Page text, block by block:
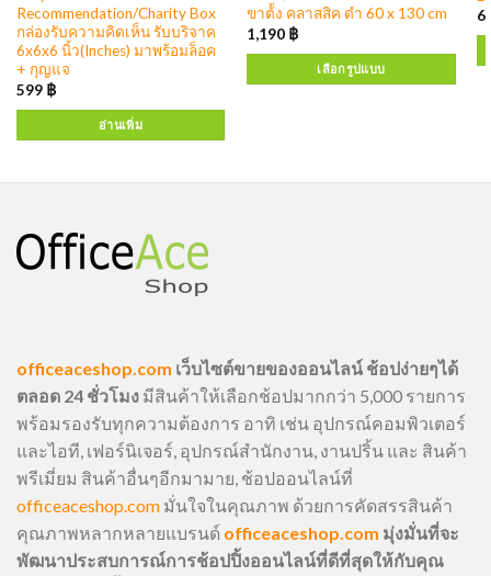
Recommendation/Charity Box
กล่องรับความคิดเห็น รับบริจาค
6x6x6 นิ้ว(Inches) มาพร้อมล็อค
+ กุญแจ
599 ฿
อ่านเพิ่ม
ขาต้้ง คลาสสิค ดำ 60 x 130 cm
1,190 ฿
เลือกรูปแบบ
officeaceshop.com เว็บไซต์ขายของออนไลน์ ช้อปง่ายๆได้
ตลอด 24 ชั่วโมง มีสินค้าให้เลือกช้อปมากกว่า 5,000 รายการ
พร้อมรองรับทุกความต้องการ อาทิ เช่น อุปกรณ์คอมพิวเตอร์
และไอที, เฟอร์นิเจอร์, อุปกรณ์สำนักงาน, งานปริ้น และ สินค้า
พรีเมี่ยม สินค้าอื่นๆอีกมามาย, ช้อปออนไลน์ที่
officeaceshop.com มั่นใจในคุณภาพ ด้วยการคัดสรรสินค้า
คุณภาพหลากหลายแบรนด์ officeaceshop.com มุ่งมั่นที่จะ
พัฒนาประสบการณ์การช้อปปิ้งออนไลน์ที่ดีที่สุดให้กับคุณ